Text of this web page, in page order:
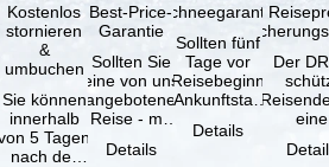
Kostenlos
stornieren
&
umbuchen
Sie können
innerhalb
5 Tagen
nach der
Best-Price-
Garantie
Sollten Sie
eine von uns
angebotene
Reise - mit
Verfügbarkeit
Details
Schneegarantie
Sollten fünf
Tage vor
Reisebeginn
(Ankunftstag)
Schneemangel
Details
Der
eine
oder